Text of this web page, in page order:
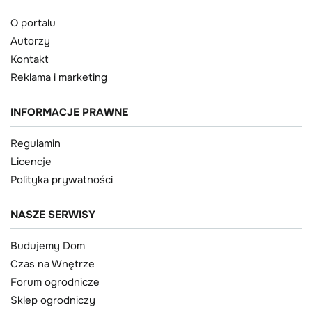
O portalu
Autorzy
Kontakt
Reklama i marketing
INFORMACJE PRAWNE
Regulamin
Licencje
Polityka prywatności
NASZE SERWISY
Budujemy Dom
Czas na Wnętrze
Forum ogrodnicze
Sklep ogrodniczy